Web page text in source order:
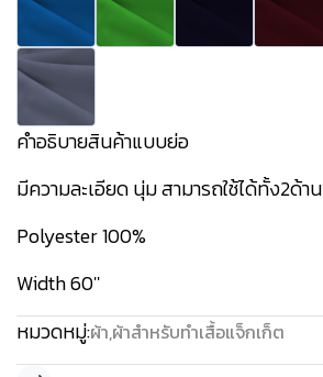
คำอธิบายสินค้าแบบย่อ
มีความละเอียด นุ่ม สามารถใช้ได้ทั้ง2ด้าน
Polyester 100%
Width 60''
หมวดหมู่:ผ้า,ผ้าสำหรับทำเสื้อแจ็กเก็ต